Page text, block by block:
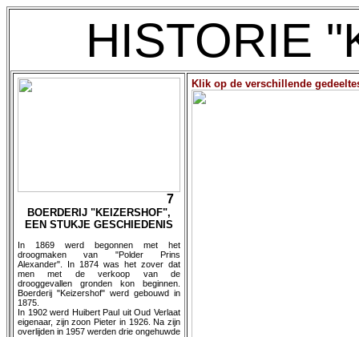
HISTORIE
7
BOERDERIJ "KEIZERSHOF",
EEN STUKJE GESCHIEDENIS
In 1869 werd begonnen met het
droogmaken van "Polder Prins
Alexander". In 1874 was het zover dat
men met de verkoop van de
drooggevallen gronden kon beginnen.
Boerderij "Keizershof" werd gebouwd in
1875.
In 1902 werd Huibert Paul uit Oud Verlaat
eigenaar, zijn zoon Pieter in 1926. Na zijn
overlijden in 1957 werden drie ongehuwde
Klik op de verschillende